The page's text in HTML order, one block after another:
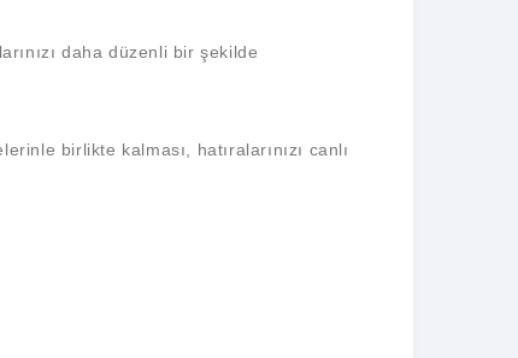
daha düzenli bir şekilde
birlikte kalması, hatıralarınızı canlı